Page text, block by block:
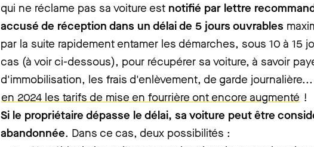
qui ne réclame pas sa voiture est notifié par lettre
accusé de réception dans un délai de 5 jours ouvrables
par la suite rapidement entamer les démarches, sous 10 à 15
cas (à voir ci-dessous), pour récupérer sa voiture, à savoir
d'immobilisation, les frais d'enlèvement, de garde
en 2024 les tarifs de mise en fourrière ont encore augmenté !
Si le propriétaire dépasse le délai, sa voiture peut être
abandonnée. Dans ce cas, deux possibilités :